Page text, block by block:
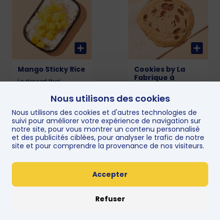
Mango Sticky Rice
Le dessert thaï
Riz gluant fondant,
nappé de lait de coco
onctueux et
accompagné de
mangue fraîche et
juteuse. Un mélange
doux, crémeux et fruité
pour finir en beauté 😋
Sulfites
5,50€
Cookies by La
Fabrique à
Un cookie au beurre
texture sablée et
fondante : chocolat
au lait. Cookie
chocolat au lait : 374
kcal. Allergènes oeuf,
gluten, lait, soja, fruits
2,90€
Nous utilisons des cookies
Nous utilisons des cookies et d'autres technologies de
suivi pour améliorer votre expérience de navigation sur
notre site, pour vous montrer un contenu personnalisé
et des publicités ciblées, pour analyser le trafic de notre
site et pour comprendre la provenance de nos visiteurs.
Accepter
Refuser